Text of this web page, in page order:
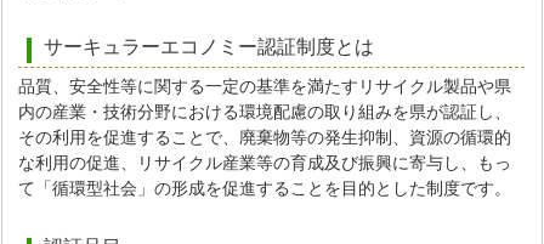
サーキュラーエコノミー認証制度とは
品質、安全性等に関する一定の基準を満たすリサイクル製品や県
内の産業・技術分野における環境配慮の取り組みを県が認証し、
その利用を促進することで、廃棄物等の発生抑制、資源の循環的
な利用の促進、リサイクル産業等の育成及び振興に寄与し、もっ
て「循環型社会」の形成を促進することを目的とした制度です。